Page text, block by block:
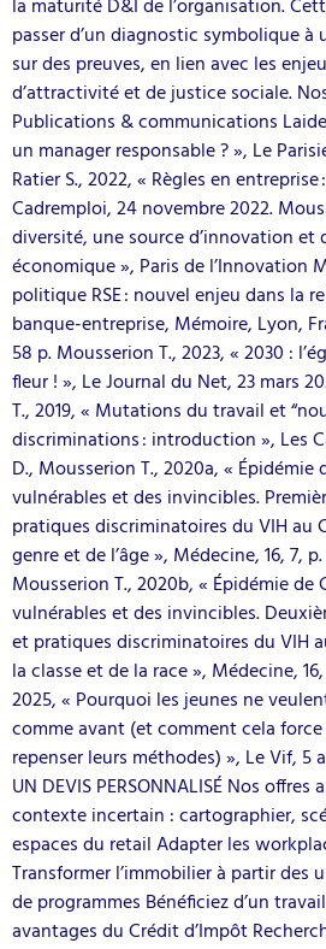
la maturité D&I de l’organisation.
passer d’un diagnostic symbolique
sur des preuves, en lien avec les
d’attractivité et de justice sociale.
Publications & communications
un manager responsable ? », Le
Ratier S., 2022, « Règles en entreprise
Cadremploi, 24 novembre 2022.
diversité, une source d’innovation et
économique », Paris de l’Innovation
politique RSE : nouvel enjeu dans la
banque-entreprise, Mémoire, Lyon,
58 p. Mousserion T., 2023, « 2030 :
fleur ! », Le Journal du Net, 23 mars
T., 2019, « Mutations du travail et
discriminations : introduction », Les
D., Mousserion T., 2020a, « Épidémie
vulnérables et des invincibles.
pratiques discriminatoires du VIH au
genre et de l’âge », Médecine, 16, 7,
Mousserion T., 2020b, « Épidémie de
vulnérables et des invincibles.
et pratiques discriminatoires du VIH
la classe et de la race », Médecine,
2025, « Pourquoi les jeunes ne
comme avant (et comment cela
repenser leurs méthodes) », Le Vif, 5
UN DEVIS PERSONNALISÉ Nos
contexte incertain : cartographier,
espaces du retail Adapter les
Transformer l’immobilier à partir des
de programmes Bénéficiez d’un
avantages du Crédit d’Impôt